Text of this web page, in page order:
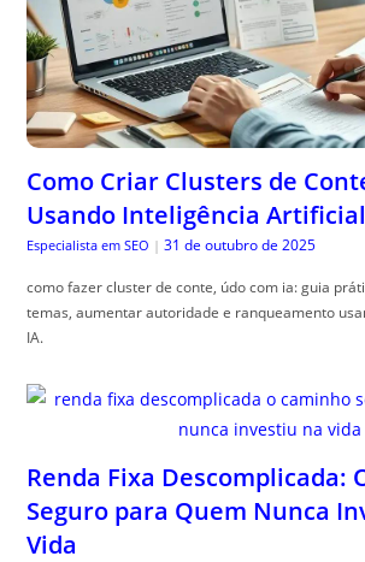
Como Criar Clusters de
Usando Inteligência Artificial
Especialista em SEO | 31 de outubro de 2025
como fazer cluster de conte, údo com ia: guia
temas, aumentar autoridade e ranqueamento
IA.
Renda Fixa Descomplicada:
Seguro para Quem Nunca
Vida